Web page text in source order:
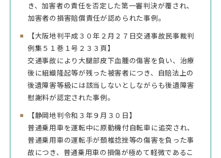
き、加害者の責任を否定した第一審判決が覆され、
加害者の損害賠償責任が認められた事例。
【大阪地判平成３０年２月２７日交通事故民事裁判
例集５１巻１号２３３頁】
交通事故により大腿部皮下血腫の傷害を負い、治療
後に組織隆起等が残った被害者につき、自賠法上の
後遺障害等級には該当しないとしながらも後遺障害
慰謝料が認定された事例。
【静岡地判令和３年９月３０日】
普通乗用車を運転中に原動機付自転車に追突され、
普通乗用車の運転手が頚椎捻挫等の傷害を負った事
故につき、普通乗用車の損傷が極めて軽微であるこ